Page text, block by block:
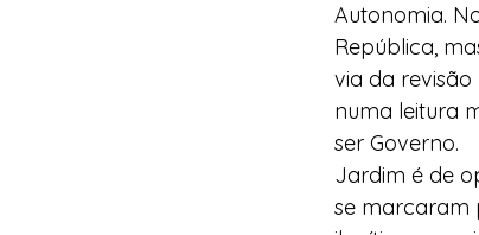
Autonomia.
República,
via da
numa leitura
ser Governo.
Jardim é de
se marcaram